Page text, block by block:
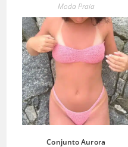
Moda Praia
Conjunto Aurora